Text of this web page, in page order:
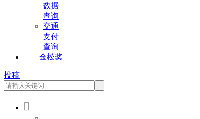
数据
查询
交通
支付
查询
金松奖
投稿
